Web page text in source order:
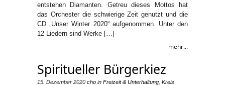
entstehen Diamanten. Getreu dieses Mottos hat
das Orchester die schwierige Zeit genutzt und die
CD „Unser Winter 2020“ aufgenommen. Unter den
12 Liedern sind Werke […]
mehr...
Spiritueller Bürgerkiez
15. Dezember 2020 cho in Freizeit & Unterhaltung Kreis